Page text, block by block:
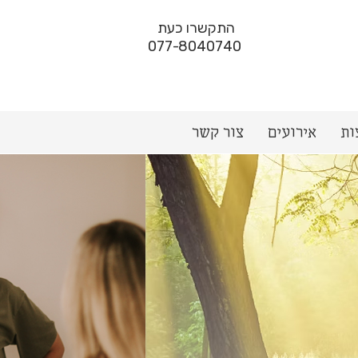
התקשרו כעת
077-8040740
אירועים צור קשר